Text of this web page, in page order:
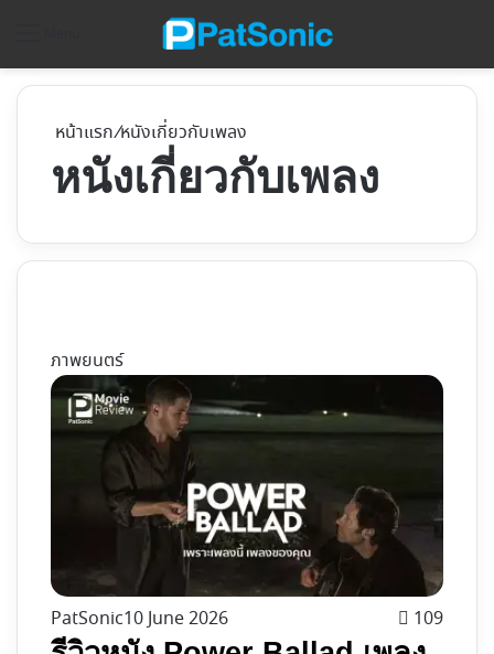
หน้าแรก/หนังเกี่ยวกับเพลง
หนังเกี่ยวกับเพลง
ภาพยนตร์
PatSonic10 June 2026 109